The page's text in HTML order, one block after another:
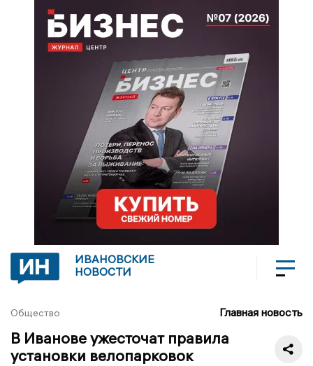
ИВАНОВСКИЕ
НОВОСТИ
Общество Главная новость
В Иванове ужесточат правила
установки велопарковок